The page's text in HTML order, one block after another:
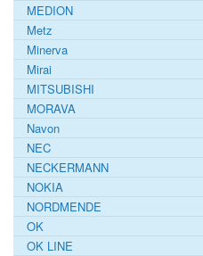
MEDION
Metz
Minerva
Mirai
MITSUBISHI
MORAVA
Navon
NEC
NECKERMANN
NOKIA
NORDMENDE
OK
OK LINE